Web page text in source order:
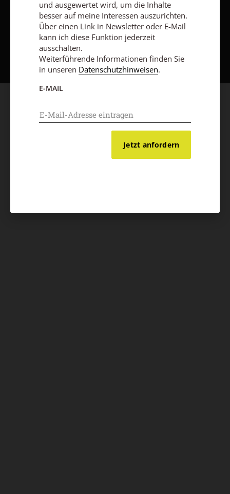
Nach oben
und ausgewertet wird, um die Inhalte
besser auf meine Interessen auszurichten.
Über einen Link in Newsletter oder E-Mail
kann ich diese Funktion jederzeit
ausschalten.
Weiterführende Informationen finden Sie
in unseren Datenschutzhinweisen.
E-MAIL
Jetzt anfordern